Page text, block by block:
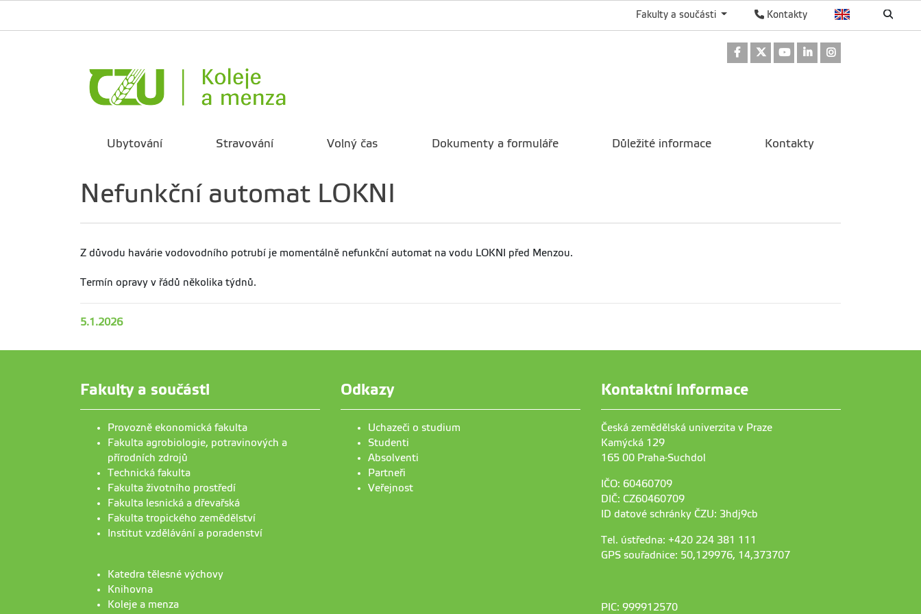
Kontakty
Fakulty a součásti
Odkaz na Facebook
Odkaz na Twitter
Odkaz na Youtube
Odkaz na LinkedIn
Ubytování Stravování Volný čas Dokumenty a formuláře Důležité informace Kontakty
Nefunkční automat LOKNI
Z důvodu havárie vodovodního potrubí je momentálně nefunkční automat na vodu LOKNI před Menzou.
Termín opravy v řádů několika týdnů.
5.1.2026
Fakulty a součásti
Provozně ekonomická fakulta
Fakulta agrobiologie, potravinových a
přírodních zdrojů
Technická fakulta
Fakulta životního prostředí
Fakulta lesnická a dřevařská
Fakulta tropického zemědělství
Institut vzdělávání a poradenství
Katedra tělesné výchovy
Knihovna
Koleje a menza
Odkazy
Uchazeči o studium
Studenti
Absolventi
Partneři
Veřejnost
Kontaktní informace
Česká zemědělská univerzita v Praze
Kamýcká 129
165 00 Praha-Suchdol
IČO: 60460709
DIČ: CZ60460709
ID datové schránky ČZU: 3hdj9cb
Tel. ústředna: +420 224 381 111
GPS souřadnice: 50,129976, 14,373707
PIC: 999912570